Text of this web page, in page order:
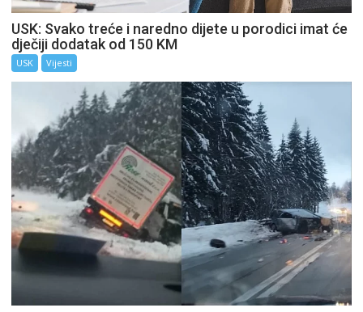
USK: Svako treće i naredno dijete u porodici imat će
dječiji dodatak od 150 KM
USK Vijesti